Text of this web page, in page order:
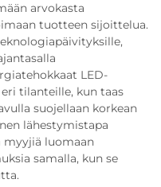
arvokasta
tuotteen sijoittelua.
LED-
tilanteille, kun taas
suojellaan korkean
lähestymistapa
luomaan
samalla, kun se